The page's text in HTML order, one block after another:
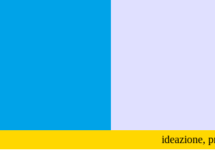
ideazione,